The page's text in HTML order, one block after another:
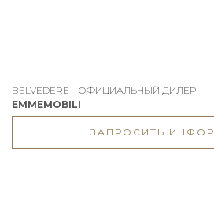
BELVEDERE - ОФИЦИАЛЬНЫЙ ДИЛЕР
EMMEMOBILI
ЗАПРОСИТЬ